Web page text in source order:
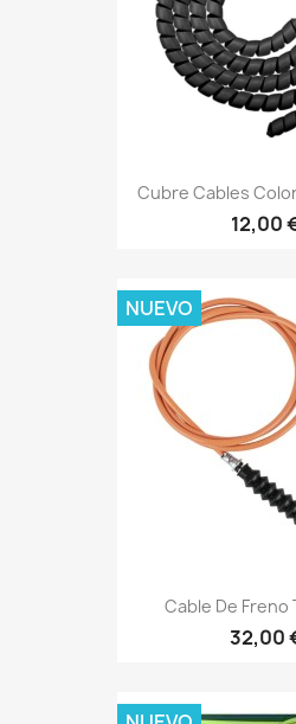
Cubre Cables
12,00
Cable De Freno
32,00
NUEVO